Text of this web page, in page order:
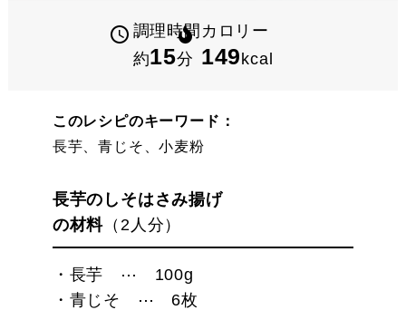
調理時間
約15分
カロリー
149 kcal
このレシピのキーワード：
長芋、青じそ、小麦粉
長芋のしそはさみ揚げ
の材料 （2人分）
長芋
100g
青じそ
6枚